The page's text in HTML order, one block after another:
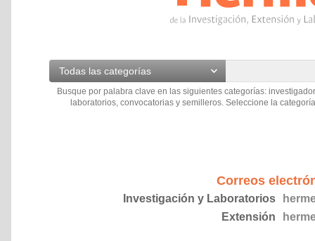
Todas las categorías
Busque por palabra clave en las siguientes categorías:
laboratorios, convocatorias y semilleros. Seleccione la
Correos
Investigación y Laboratorios
Extensión